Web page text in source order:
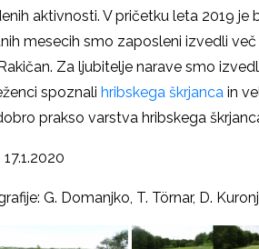
aktivnosti. V pričetku leta 2019
mesecih smo zaposleni izvedli
Za ljubitelje narave smo
spoznali hribskega škrjanca in
prakso varstva hribskega
G. Domanjko, T. Törnar, D.